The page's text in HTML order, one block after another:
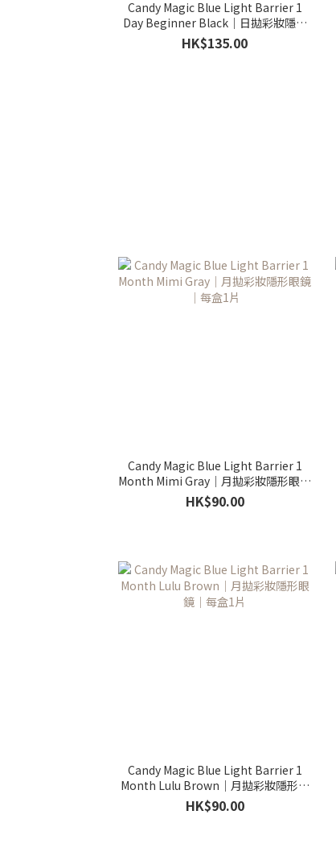
Candy Magic Blue Light Barrier 1
Day Beginner Black｜日拋彩妝隱形
眼鏡｜每盒10片
HK$135.00
Candy Magic Blue Light Barrier 1
Month Mimi Gray｜月拋彩妝隱形眼鏡
｜每盒1片
HK$90.00
Candy Magic Blue Light Barrier 1
Month Lulu Brown｜月拋彩妝隱形眼
鏡｜每盒1片
HK$90.00